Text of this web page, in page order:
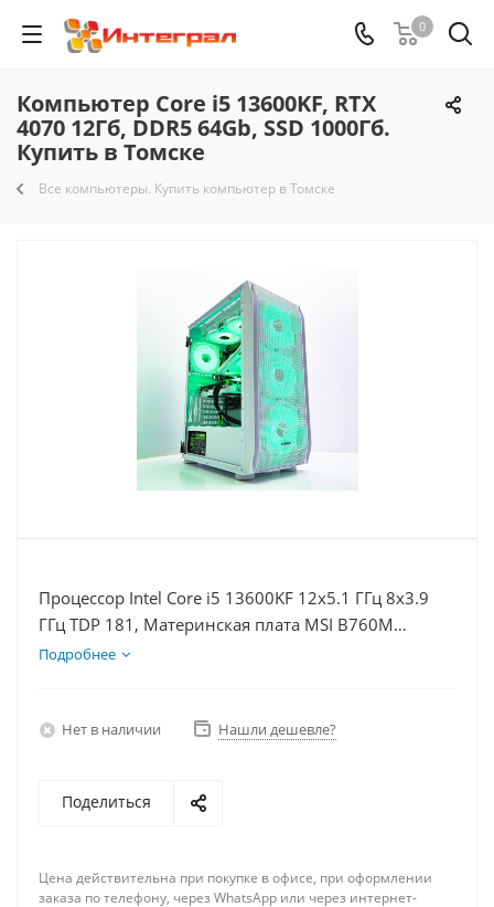
0
Компьютер Core i5 13600KF, RTX
4070 12Гб, DDR5 64Gb, SSD 1000Гб.
Купить в Томске
Все компьютеры. Купить компьютер в Томске
Процессор Intel Core i5 13600KF 12x5.1 ГГц 8x3.9
ГГц TDP 181, Материнская плата MSI B760M
BOMBER WIFI D5, Видеокарта RTX 4070 12Гб,
Подробнее
Нет в наличии Нашли дешевле?
Поделиться
Цена действительна при покупке в офисе, при оформлении
заказа по телефону, через WhatsApp или через интернет-